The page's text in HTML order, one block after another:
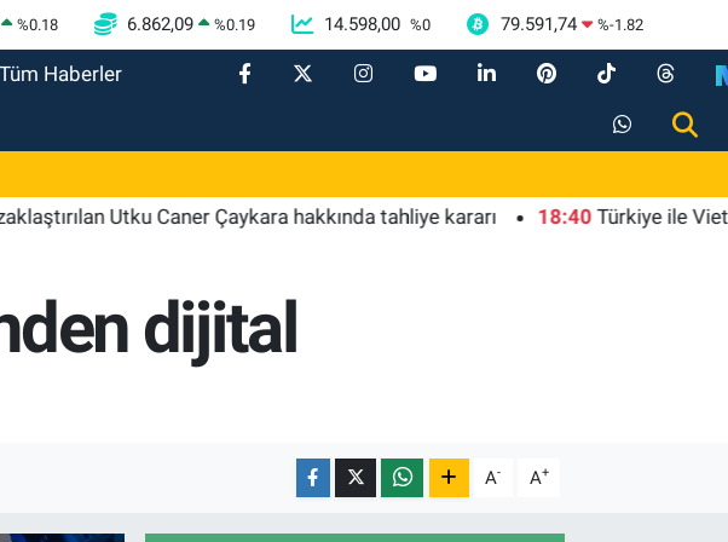
%0.18 6.862,09 %0.19 14.598,00 %0 79.591,74 %-1.82
Tüm Haberler
Utku Caner Çaykara hakkında tahliye kararı 18:40 Türkiye ile Vietnam
dijital
A- A+